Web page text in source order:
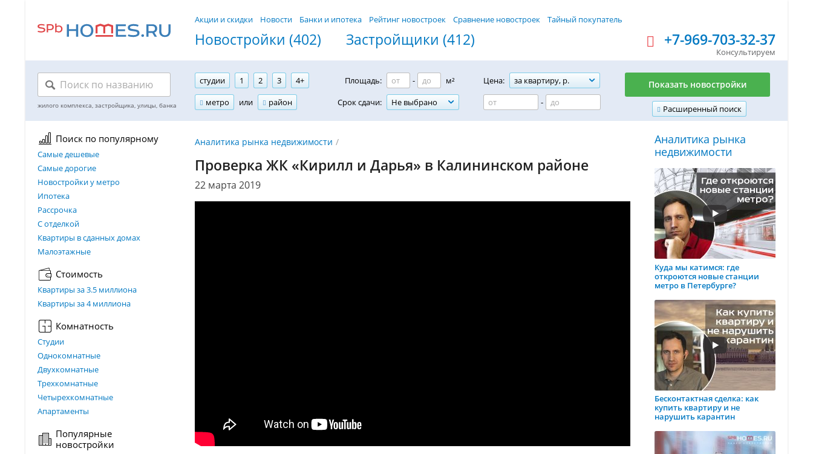
Акции и скидки Новости Банки и ипотека Рейтинг новостроек Сравнение новостроек Тайный покупатель
Новостройки (402) Застройщики (412) +7-969-703-32-37
Консультируем
студии 1 2 3
4+
метро
или район
Площадь: -
м²
Срок сдачи:
Не выбрано
Цена:
за квартиру, р.
-
Расширенный поиск
Показать новостройки
Поиск по популярному
Самые дешевые
Самые дорогие
Новостройки у метро
Ипотека
Рассрочка
С отделкой
Квартиры в сданных домах
Малоэтажные
Стоимость
Квартиры за 3.5 миллиона
Квартиры за 4 миллиона
Комнатность
Студии
Однокомнатные
Двухкомнатные
Трехкомнатные
Четырехкомнатные
Апартаменты
Популярные
новостройки
Аналитика рынка недвижимости
Проверка ЖК «Кирилл и Дарья» в Калининском районе
22 марта 2019
Аналитика рынка
недвижимости
Куда мы катимся: где
откроются новые станции
метро в Петербурге?
Бесконтактная сделка: как
купить квартиру и не
нарушить карантин